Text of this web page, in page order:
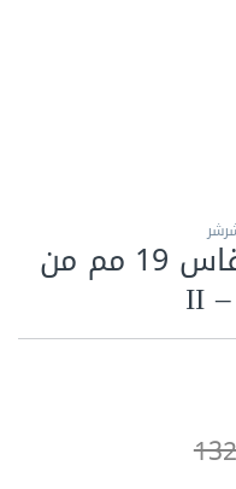
مفتاح بلدي مشرشر مقاس 19 مم من